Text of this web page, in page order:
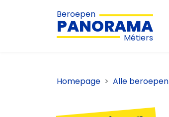
Beroepen
PANORAMA
Métiers
Homepage Alle beroepen